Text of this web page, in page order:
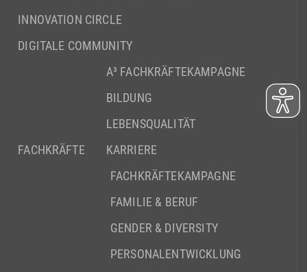
INNOVATION CIRCLE
DIGITALE COMMUNITY
FACHKRÄFTE
A³ FACHKRÄFTEKAMPAGNE
BILDUNG
LEBENSQUALITÄT
KARRIERE
FACHKRÄFTEKAMPAGNE
FAMILIE & BERUF
GENDER & DIVERSITY
PERSONALENTWICKLUNG